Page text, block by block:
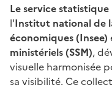
Le service statistique
l'Institut national de
économiques (Insee)
ministériels (SSM),
visuelle harmonisée
sa visibilité. Ce